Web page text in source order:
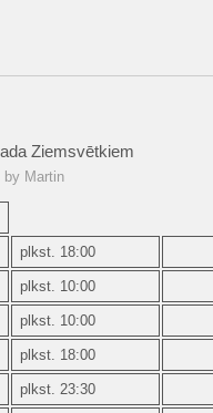
Ziemsvētkiem
by Martin
plkst. 18:00
plkst. 10:00
plkst. 10:00
plkst. 18:00
plkst. 23:30